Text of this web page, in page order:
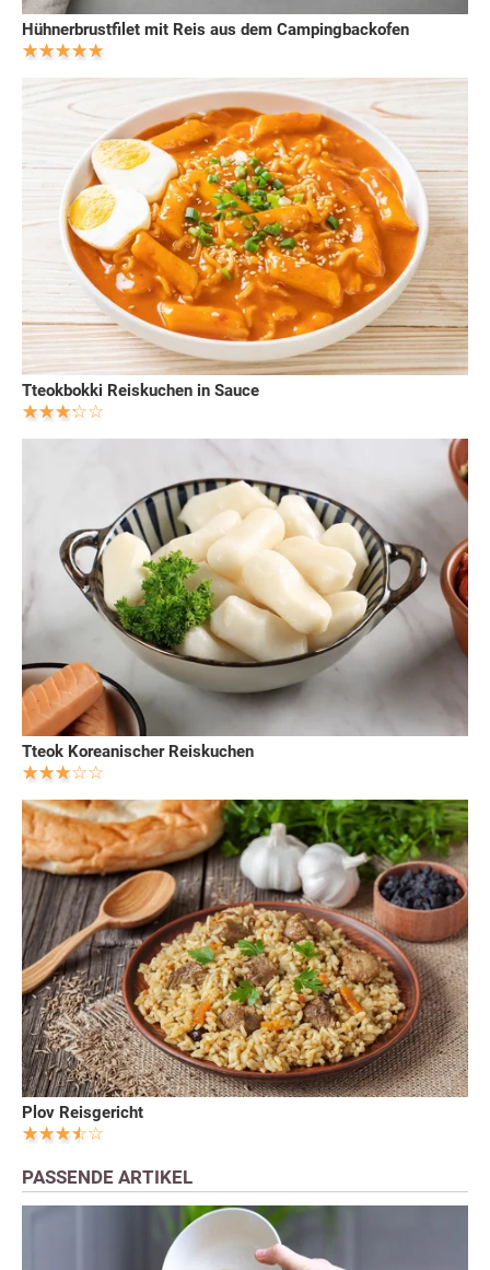
Hühnerbrustfilet mit Reis aus dem Campingbackofen
Tteokbokki Reiskuchen in Sauce
Tteok Koreanischer Reiskuchen
Plov Reisgericht
PASSENDE ARTIKEL